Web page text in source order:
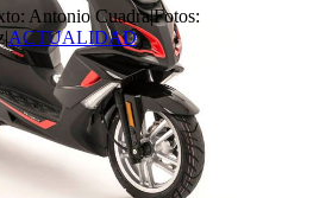
: Antonio Cuadra|Fotos:
|ACTUALIDAD